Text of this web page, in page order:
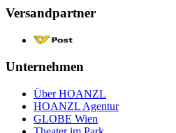
Versandpartner
Unternehmen
Über HOANZL
HOANZL Agentur
GLOBE Wien